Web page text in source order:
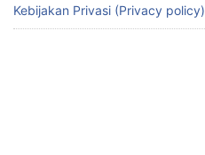
Kebijakan Privasi (Privacy policy)